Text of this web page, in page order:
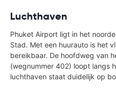
Luchthaven
Phuket Airport ligt in het
Stad. Met een huurauto is het
bereikbaar. De hoofdweg van
(wegnummer 402) loopt langs
luchthaven staat duidelijk op